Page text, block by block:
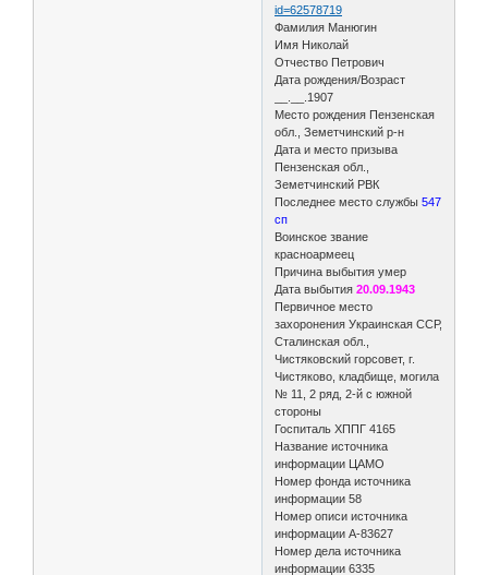
id=62578719
Фамилия Манюгин
Имя Николай
Отчество Петрович
Дата рождения/Возраст
__.__.1907
Место рождения Пензенская
обл., Земетчинский р-н
Дата и место призыва
Пензенская обл.,
Земетчинский РВК
Последнее место службы547
сп
Воинское звание
красноармеец
Причина выбытия умер
Дата выбытия20.09.1943
Первичное место
захоронения Украинская ССР,
Сталинская обл.,
Чистяковский горсовет, г.
Чистяково, кладбище, могила
№ 11, 2 ряд, 2-й с южной
стороны
Госпиталь ХППГ 4165
Название источника
информации ЦАМО
Номер фонда источника
информации 58
Номер описи источника
информации А-83627
Номер дела источника
информации 6335